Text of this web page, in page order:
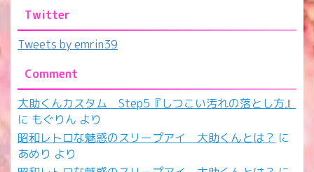
Twitter
Tweets by emrin39
Comment
大助くんカスタム Step5『しつこい汚れの落とし方』
に もぐりん より
昭和レトロな魅惑のスリープアイ 大助くんとは？ に
あめり より